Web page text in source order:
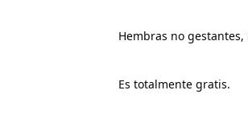
Hembras no
Es totalmente gratis.